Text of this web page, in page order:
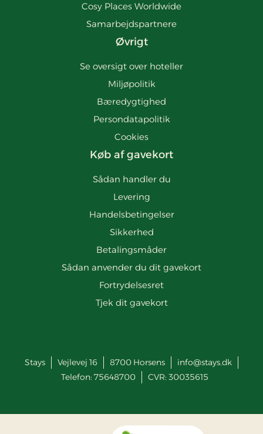
Cosy Places Worldwide
Samarbejdspartnere
Øvrigt
Se oversigt over hoteller
Miljøpolitik
Bæredygtighed
Persondatapolitik
Cookies
Køb af gavekort
Sådan handler du
Levering
Handelsbetingelser
Sikkerhed
Betalingsmåder
Sådan anvender du dit gavekort
Fortrydelsesret
Tjek dit gavekort
Stays Vejlevej 16 8700 Horsens
info@stays.dk
Telefon: 75648700 CVR: 30035615